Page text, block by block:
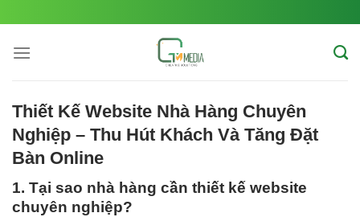
content
Thiết Kế Website Nhà Hàng Chuyên
Nghiệp – Thu Hút Khách Và Tăng Đặt
Bàn Online
1. Tại sao nhà hàng cần thiết kế website
chuyên nghiệp?